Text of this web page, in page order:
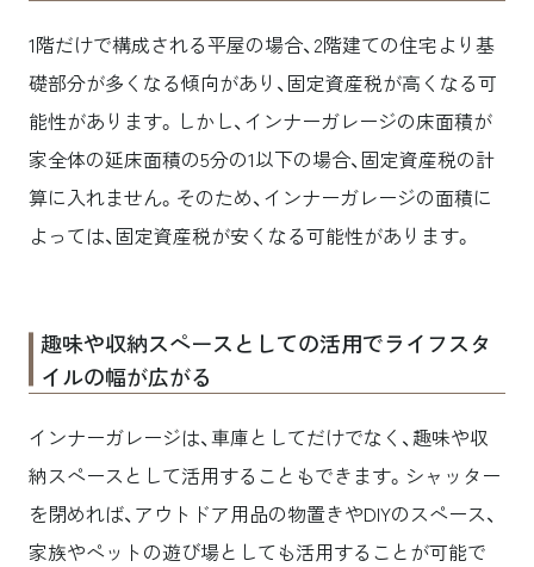
1階だけで構成される平屋の場合、2階建ての住宅より基
礎部分が多くなる傾向があり、固定資産税が高くなる可
能性があります。しかし、インナーガレージの床面積が
家全体の延床面積の5分の1以下の場合、固定資産税の計
算に入れません。そのため、インナーガレージの面積に
よっては、固定資産税が安くなる可能性があります。
趣味や収納スペースとしての活用でライフスタ
イルの幅が広がる
インナーガレージは、車庫としてだけでなく、趣味や収
納スペースとして活用することもできます。シャッター
を閉めれば、アウトドア用品の物置きやDIYのスペース、
家族やペットの遊び場としても活用することが可能で